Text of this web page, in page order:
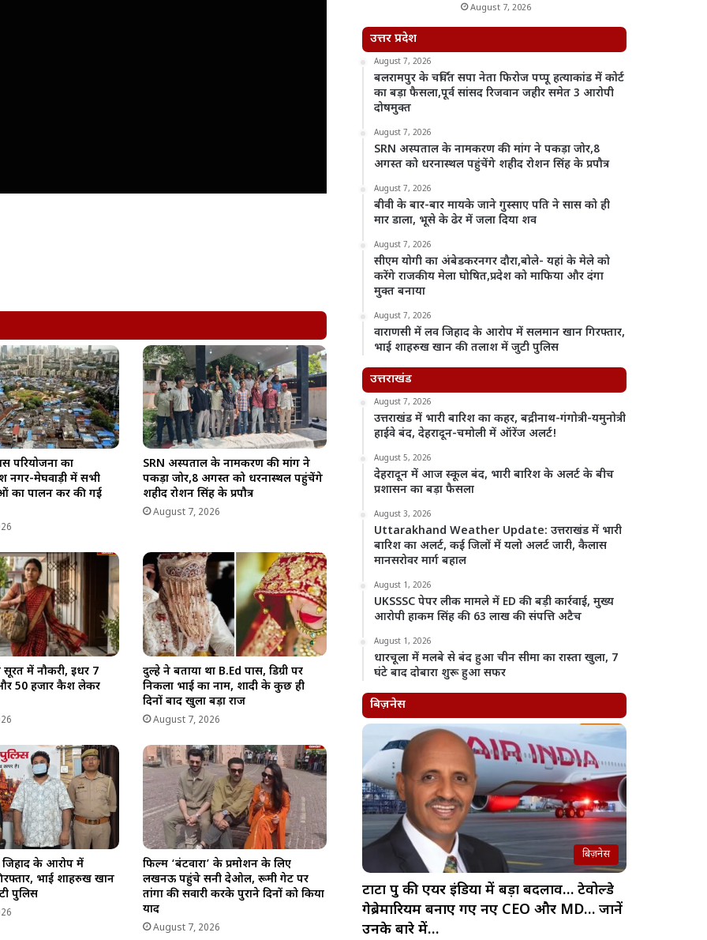
परियोजना का
नगर-मेघवाड़ी में सभी
का पालन कर की गई
SRN अस्पताल के नामकरण की मांग ने
पकड़ा जोर,8 अगस्त को धरनास्थल पहुंचेंगे
शहीद रोशन सिंह के प्रपौत्र
August 7, 2026
सूरत में नौकरी, इधर 7
50 हजार कैश लेकर
दुल्हे ने बताया था B.Ed पास, डिग्री पर
निकला भाई का नाम, शादी के कुछ ही
दिनों बाद खुला बड़ा राज
August 7, 2026
जिहाद के आरोप में
भाई शाहरुख खान
पुलिस
फिल्म ‘बंटवारा’ के प्रमोशन के लिए
लखनऊ पहुंचे सनी देओल, रूमी गेट पर
तांगा की सवारी करके पुराने दिनों को किया
याद
August 7, 2026
August 7, 2026
उत्तर प्रदेश
August 7, 2026
बलरामपुर के चर्चित सपा नेता फिरोज पप्पू हत्याकांड में कोर्ट
का बड़ा फैसला,पूर्व सांसद रिजवान जहीर समेत 3 आरोपी
दोषमुक्त
August 7, 2026
SRN अस्पताल के नामकरण की मांग ने पकड़ा जोर,8
अगस्त को धरनास्थल पहुंचेंगे शहीद रोशन सिंह के प्रपौत्र
August 7, 2026
बीवी के बार-बार मायके जाने गुस्साए पति ने सास को ही
मार डाला, भूसे के ढेर में जला दिया शव
August 7, 2026
सीएम योगी का अंबेडकरनगर दौरा,बोले- यहां के मेले को
करेंगे राजकीय मेला घोषित,प्रदेश को माफिया और दंगा
मुक्त बनाया
August 7, 2026
वाराणसी में लव जिहाद के आरोप में सलमान खान गिरफ्तार,
भाई शाहरुख खान की तलाश में जुटी पुलिस
उत्तराखंड
August 7, 2026
उत्तराखंड में भारी बारिश का कहर, बद्रीनाथ-गंगोत्री-यमुनोत्री
हाईवे बंद, देहरादून-चमोली में ऑरेंज अलर्ट!
August 5, 2026
देहरादून में आज स्कूल बंद, भारी बारिश के अलर्ट के बीच
प्रशासन का बड़ा फैसला
August 3, 2026
Uttarakhand Weather Update: उत्तराखंड में भारी
बारिश का अलर्ट, कई जिलों में यलो अलर्ट जारी, कैलास
मानसरोवर मार्ग बहाल
August 1, 2026
UKSSSC पेपर लीक मामले में ED की बड़ी कार्रवाई, मुख्य
आरोपी हाकम सिंह की 63 लाख की संपत्ति अटैच
August 1, 2026
धारचूला में मलबे से बंद हुआ चीन सीमा का रास्ता खुला, 7
घंटे बाद दोबारा शुरू हुआ सफर
बिज़नेस
बिज़नेस
टाटा ग्रुप की एयर इंडिया में बड़ा बदलाव… टेवोल्डे
गेब्रेमारियम बनाए गए नए CEO और MD… जानें
उनके बारे में…